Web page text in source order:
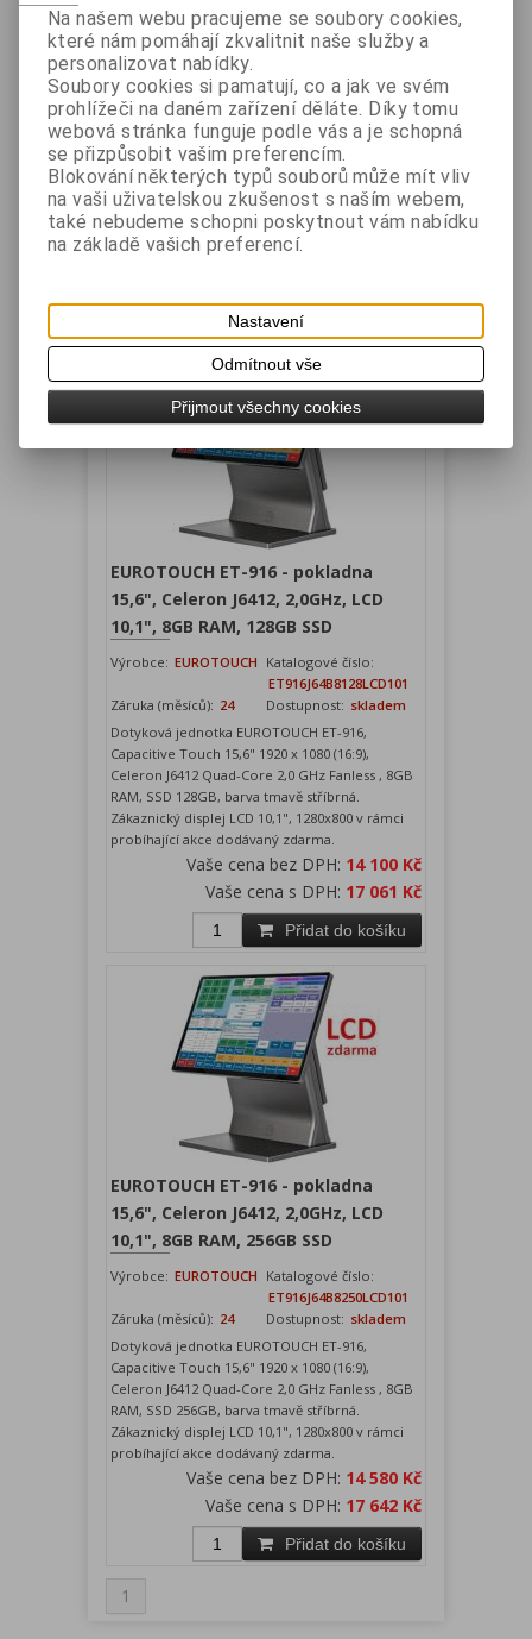
10,1", 4GB RAM, 256GB SSD
Výrobce:EUROTOUCH Katalogové číslo:
Záruka (měsíců):24 Dostupnost:skladem
Dotyková jednotka EUROTOUCH ET-916,
Capacitive Touch 15,6" 1920 x 1080 (16:9),
Celeron J6412 Quad-Core 2,0 GHz Fanless , 4GB
RAM, SSD 256GB, barva tmavě stříbrná.
Zákaznický displej LCD 10,1", 1280x800 v rámci
probíhající akce dodávaný zdarma.
Vaše cena bez DPH:
Přidat do košíku
EUROTOUCH ET-916 - pokladna
15,6", Celeron J6412, 2,0GHz, LCD
10,1", 8GB RAM, 128GB SSD
Výrobce: EUROTOUCH Katalogové číslo:
ET916J64B8128LCD101
Záruka (měsíců): 24 Dostupnost: skladem
Dotyková jednotka EUROTOUCH ET-916,
Capacitive Touch 15,6" 1920 x 1080 (16:9),
Celeron J6412 Quad-Core 2,0 GHz Fanless , 8GB
RAM, SSD 128GB, barva tmavě stříbrná.
Zákaznický displej LCD 10,1", 1280x800 v rámci
probíhající akce dodávaný zdarma.
Vaše cena bez DPH: 14 100 Kč
Vaše cena s DPH: 17 061 Kč
Přidat do košíku
EUROTOUCH ET-916 - pokladna
15,6", Celeron J6412, 2,0GHz, LCD
10,1", 8GB RAM, 256GB SSD
Výrobce: EUROTOUCH Katalogové číslo:
ET916J64B8250LCD101
Záruka (měsíců): 24 Dostupnost: skladem
Dotyková jednotka EUROTOUCH ET-916,
Capacitive Touch 15,6" 1920 x 1080 (16:9),
Celeron J6412 Quad-Core 2,0 GHz Fanless , 8GB
RAM, SSD 256GB, barva tmavě stříbrná.
Zákaznický displej LCD 10,1", 1280x800 v rámci
probíhající akce dodávaný zdarma.
Vaše cena bez DPH: 14 580 Kč
Vaše cena s DPH: 17 642 Kč
Přidat do košíku
1
Na našem webu pracujeme se soubory cookies,
které nám pomáhají zkvalitnit naše služby a
personalizovat nabídky.
Soubory cookies si pamatují, co a jak ve svém
prohlížeči na daném zařízení děláte. Díky tomu
webová stránka funguje podle vás a je schopná
se přizpůsobit vašim preferencím.
Blokování některých typů souborů může mít vliv
na vaši uživatelskou zkušenost s naším webem,
také nebudeme schopni poskytnout vám nabídku
na základě vašich preferencí.
Nastavení
Odmítnout vše
Přijmout všechny cookies